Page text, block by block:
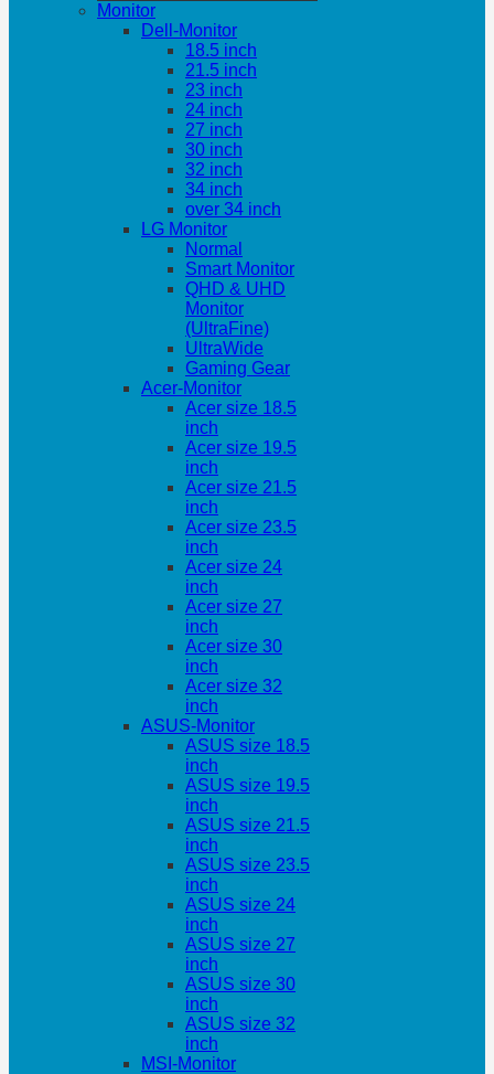
Monitor
Dell-Monitor
18.5 inch
21.5 inch
23 inch
24 inch
27 inch
30 inch
32 inch
34 inch
over 34 inch
LG Monitor
Normal
Smart Monitor
QHD & UHD
Monitor
(UltraFine)
UltraWide
Gaming Gear
Acer-Monitor
Acer size 18.5
inch
Acer size 19.5
inch
Acer size 21.5
inch
Acer size 23.5
inch
Acer size 24
inch
Acer size 27
inch
Acer size 30
inch
Acer size 32
inch
ASUS-Monitor
ASUS size 18.5
inch
ASUS size 19.5
inch
ASUS size 21.5
inch
ASUS size 23.5
inch
ASUS size 24
inch
ASUS size 27
inch
ASUS size 30
inch
ASUS size 32
inch
MSI-Monitor